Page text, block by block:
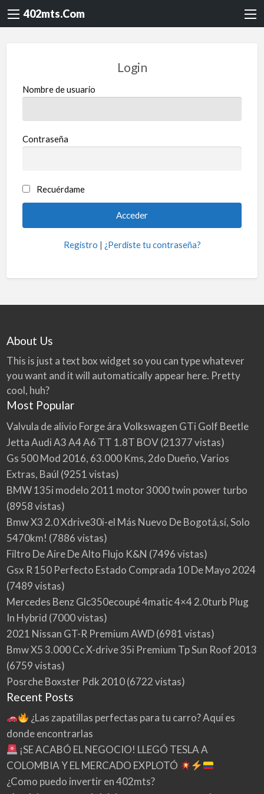
402mts.Com
Login
Nombre de usuario
Contraseña
Recuérdame
Registro | ¿Perdiste tu contraseña?
About Us
This is just a text box widget so you can type whatever
you want and it will automatically appear here. Pretty
cool, huh?
Most Popular
Valvula de alivio Forge ára Volkswagen GTi Golf Beetle
Jetta Audi A3 A4 A6 TT 1.8T BOV(21377 vistas)
Gs 500 Mod 2016, 63.000 Kms, 2do Dueño, Varios
Extras, Baúl (9251 vistas)
BMW 135i modelo 2011 motor 3000 twin power turbo
(8958 vistas)
Bmw X3 2.0 Xdrive30i-el Más Nuevo De Bogotá,sí, Solo
5470km! (7886 vistas)
Filtro De Aire De Alto Flujo K&N (7496 vistas)
Gsx R 150 Perfecto Estado Comprada 10 De Mayo 2024
(7489 vistas)
Mercedes Benz Glc350ecoupé 4matic 4×4 2.0turb Plug
In Hybrid (7000 vistas)
2021 Nissan GT-R Premium AWD(6981 vistas)
Bmw X5 3.000 Cc X-drive 35i Premium Tp Sun Roof 2013
(6759 vistas)
Posrche Boxster Pdk 2010(6722 vistas)
Recent Posts
¿Las zapatillas perfectas para tu carro? Aquí es
donde encontrarlas
¡SE ACABÓ EL NEGOCIO! LLEGÓ TESLA A
COLOMBIA Y EL MERCADO EXPLOTÓ
¿Como puedo invertir en 402mts?